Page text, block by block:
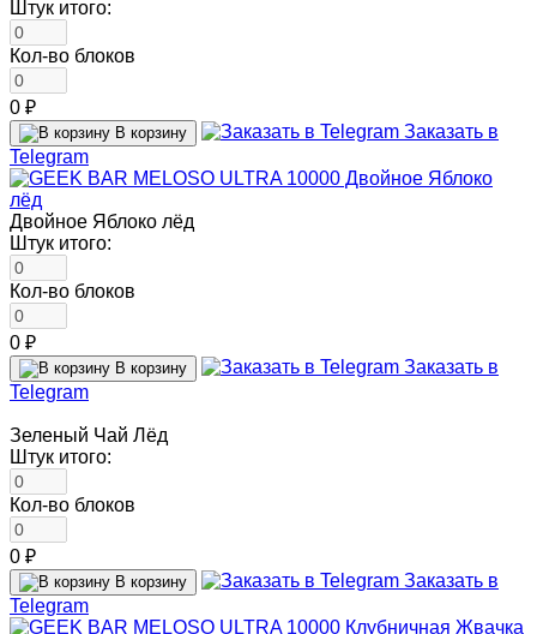
Штук итого:
Кол-во блоков
0 ₽
В корзину
Заказать в
Telegram
Двойное Яблоко лёд
Штук итого:
Кол-во блоков
0 ₽
В корзину
Заказать в
Telegram
Зеленый Чай Лёд
Штук итого:
Кол-во блоков
0 ₽
В корзину
Заказать в
Telegram